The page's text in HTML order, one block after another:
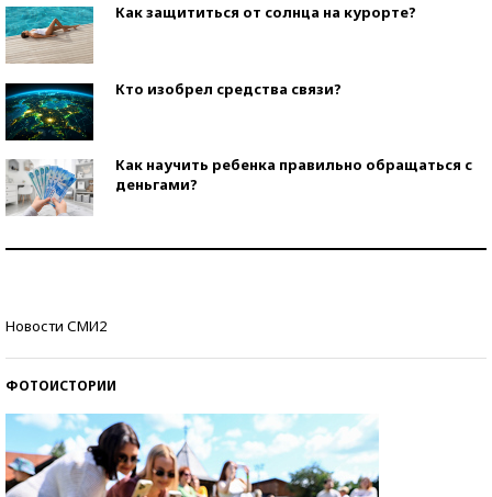
Как защититься от солнца на курорте?
Кто изобрел средства связи?
Как научить ребенка правильно обращаться с
деньгами?
Новости СМИ2
ФОТОИСТОРИИ